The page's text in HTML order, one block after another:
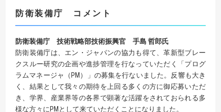
防衛装備庁 コメント
防衛装備庁 技術戦略部技術振興官 手島 哲郎氏
防衛装備庁は、エン・ジャパンの協力も得て、革新型ブレー
クスルー研究の企画や進捗管理を行なっていただく「プログ
ラムマネージャ（PM）」の募集を行ないました。反響も大き
く、結果として我々の期待を上回る多くの方に御応募いただ
き、学界、産業界等の各界で顕著な活躍をされておられる多
様な方々にPMとして来ていただくことになりました。